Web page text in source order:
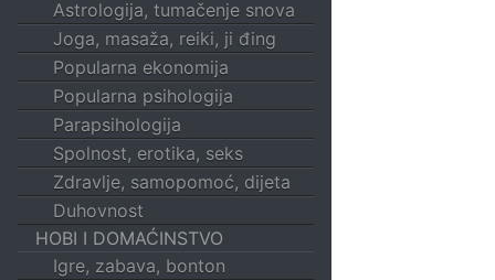
Astrologija, tumačenje snova
Joga, masaža, reiki, ji đing
Popularna ekonomija
Popularna psihologija
Parapsihologija
Spolnost, erotika, seks
Zdravlje, samopomoć, dijeta
Duhovnost
HOBI I DOMAĆINSTVO
Igre, zabava, bonton